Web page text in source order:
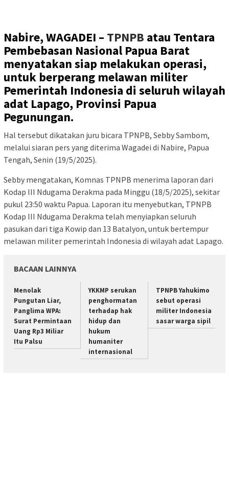
Nabire, WAGADEI – TPNPB atau Tentara
Pembebasan Nasional Papua Barat
menyatakan siap melakukan operasi,
untuk berperang melawan militer
Pemerintah Indonesia di seluruh wilayah
adat Lapago, Provinsi Papua
Pegunungan.
Hal tersebut dikatakan juru bicara TPNPB, Sebby Sambom,
melalui siaran pers yang diterima Wagadei di Nabire, Papua
Tengah, Senin (19/5/2025).
Sebby mengatakan, Komnas TPNPB menerima laporan dari
Kodap III Ndugama Derakma pada Minggu (18/5/2025), sekitar
pukul 23:50 waktu Papua. Laporan itu menyebutkan, TPNPB
Kodap III Ndugama Derakma telah menyiapkan seluruh
pasukan dari tiga Kowip dan 13 Batalyon, untuk bertempur
melawan militer pemerintah Indonesia di wilayah adat Lapago.
BACAAN LAINNYA
Menolak
Pungutan Liar,
Panglima WPA:
Surat Permintaan
Uang Rp3 Miliar
Itu Palsu
YKKMP serukan
penghormatan
terhadap hak
hidup dan
hukum
humaniter
internasional
TPNPB Yahukimo
sebut operasi
militer Indonesia
sasar warga sipil